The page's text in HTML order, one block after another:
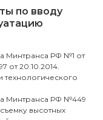
по вводу
Минтранса РФ №1 от
от 20.10.2014.
Минтранса РФ №449
высотных